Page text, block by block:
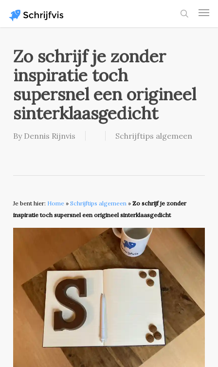
main
Zo schrijf je zonder
inspiratie toch
supersnel een origineel
sinterklaasgedicht
By Dennis Rijnvis Schrijftips algemeen
Je bent hier: Home» Schrijftips algemeen» Zo schrijf je zonder
inspiratie toch supersnel een origineel sinterklaasgedicht